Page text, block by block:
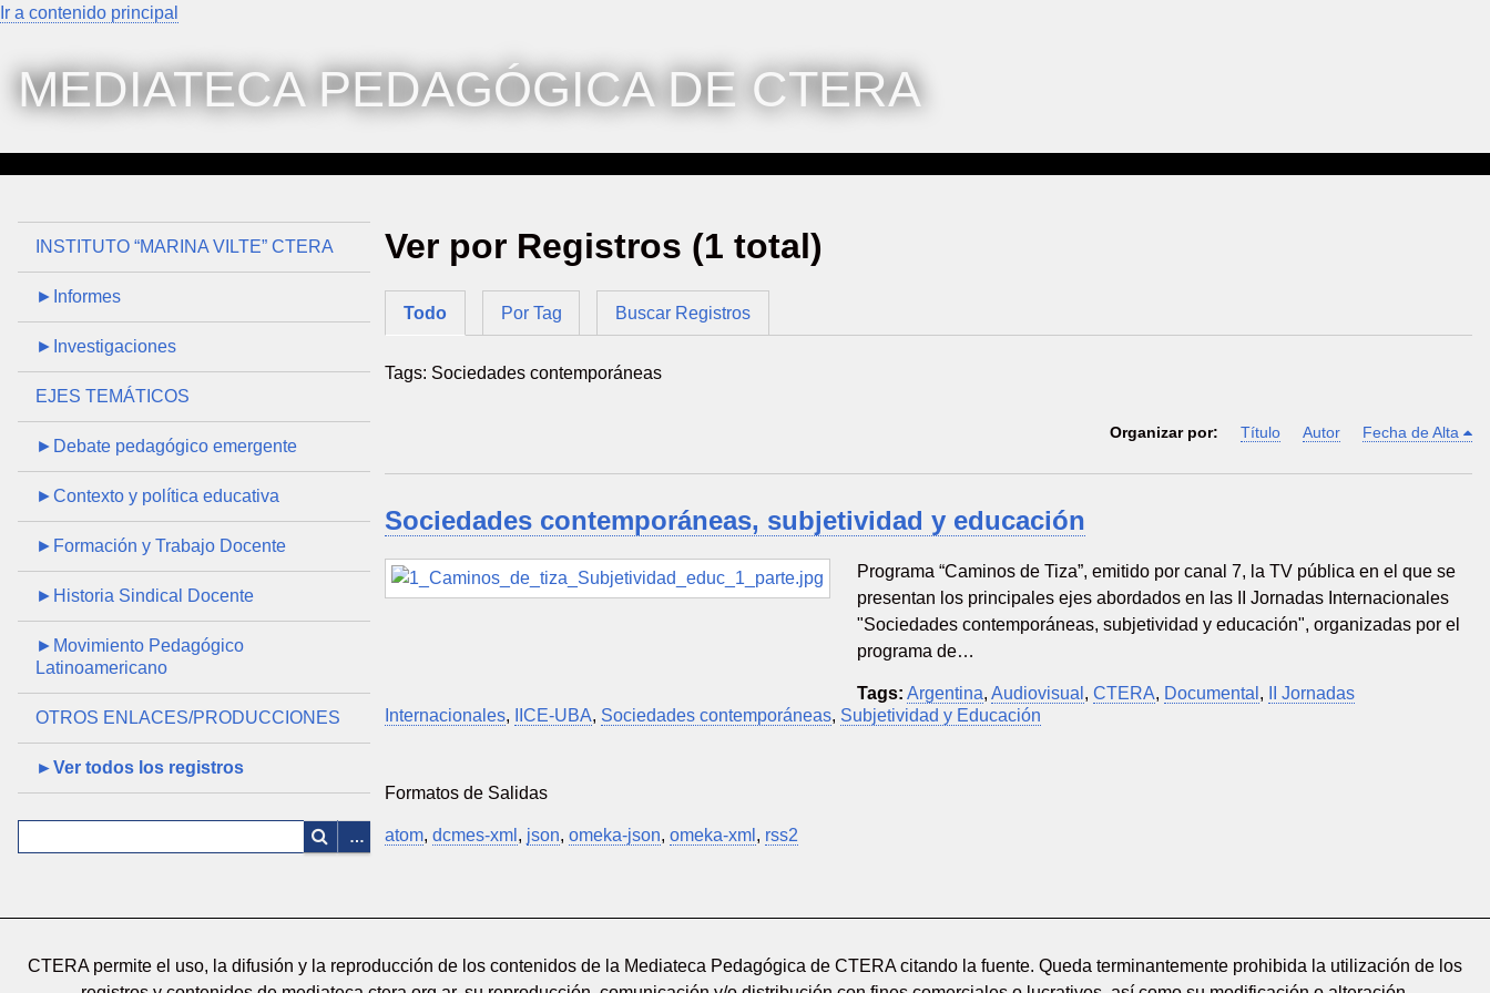
Ir a contenido principal
MEDIATECA PEDAGÓGICA DE CTERA
INSTITUTO “MARINA VILTE” CTERA
►Informes
►Investigaciones
EJES TEMÁTICOS
►Debate pedagógico emergente
►Contexto y política educativa
►Formación y Trabajo Docente
►Historia Sindical Docente
►Movimiento Pedagógico
Latinoamericano
OTROS ENLACES/PRODUCCIONES
►Ver todos los registros
Ver por Registros (1 total)
Todo Por Tag Buscar Registros
Tags: Sociedades contemporáneas
Organizar por: Título Autor Fecha de Alta
Sociedades contemporáneas, subjetividad y educación
Programa “Caminos de Tiza”, emitido por canal 7, la TV pública en el que se
presentan los principales ejes abordados en las II Jornadas Internacionales
"Sociedades contemporáneas, subjetividad y educación", organizadas por el
programa de…
Tags: Argentina,Audiovisual ,CTERA, Documental ,
II Jornadas
Internacionales, IICE-UBA, Sociedades contemporáneas, Subjetividad y Educación
Formatos de Salidas
atom,dcmes-xml , json,omeka-json,omeka-xml , rss2
CTERA permite el uso, la difusión y la reproducción de los contenidos de la Mediateca Pedagógica de CTERA citando la fuente. Queda terminantemente prohibida la utilización de los